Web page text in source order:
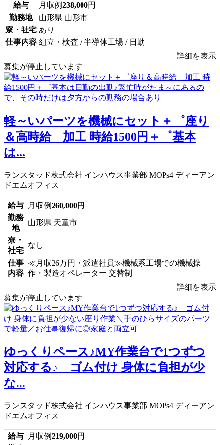
給与 月収例238,000円
勤務地
山形県 山形市
寮・社宅 あり
仕事内容 組立・検査 / 半導体工場 / 日勤
詳細を表示
募集が停止しています
軽～いパーツを機械にセット＋゜座り
＆高時給 加工 時給1500円＋゜基本
は...
ランスタッド株式会社 インハウス事業部 MOPs4 ディーアン
ドエムオフィス
給与 月収例260,000円
勤務
地
山形県 天童市
寮・
社宅
なし
仕事
内容
≪月収26万円・派遣社員≫機械系工場での機械操
作・製造オペレーター 交替制
詳細を表示
募集が停止しています
ゆっくりペース♪MY作業台で1つずつ
対応する♪ ゴム付け 身体に負担が少
な...
ランスタッド株式会社 インハウス事業部 MOPs4 ディーアン
ドエムオフィス
給与 月収例219,000円